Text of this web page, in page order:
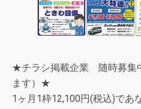
★チラシ掲載企業 随時募集
ます）★
1ヶ月1枠12,100円(税込)であ